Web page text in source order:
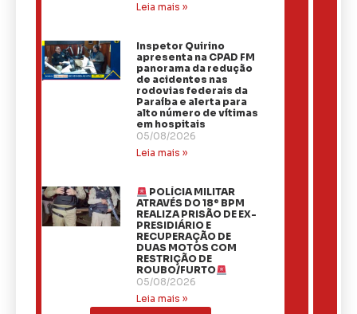
Leia mais »
Inspetor Quirino
apresenta na CPAD FM
panorama da redução
de acidentes nas
rodovias federais da
Paraíba e alerta para
alto número de vítimas
em hospitais
05/08/2026
Leia mais »
POLÍCIA MILITAR
ATRAVÉS DO 18º BPM
REALIZA PRISÃO DE EX-
PRESIDIÁRIO E
RECUPERAÇÃO DE
DUAS MOTOS COM
RESTRIÇÃO DE
ROUBO/FURTO
05/08/2026
Leia mais »